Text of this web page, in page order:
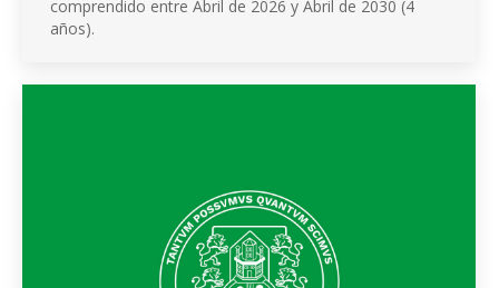
comprendido entre Abril de 2026 y Abril de 2030 (4
años).